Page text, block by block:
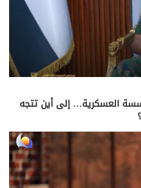
العسكرية… إلى أين تتجه